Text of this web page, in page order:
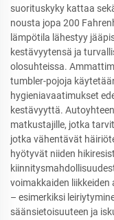
suorituskyky kattaa
nousta jopa 200
lämpötila lähestyy
kestävyytensä ja
olosuhteissa.
tumbler-pojoja
hygieniavaatimukset
kestävyyttä.
matkustajille, jotka
jotka vähentävät
hyötyvät niiden
voimakkaiden
– esimerkiksi
säänsietoisuuteen ja